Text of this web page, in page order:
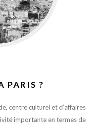
PARIS ?
centre culturel et d’affaires
importante en termes de